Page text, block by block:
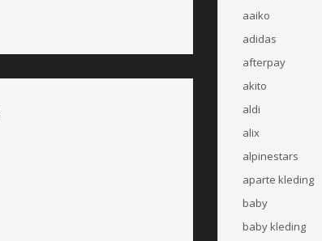
aaiko
adidas
afterpay
akito
aldi
alix
alpinestars
aparte kleding
baby
baby kleding